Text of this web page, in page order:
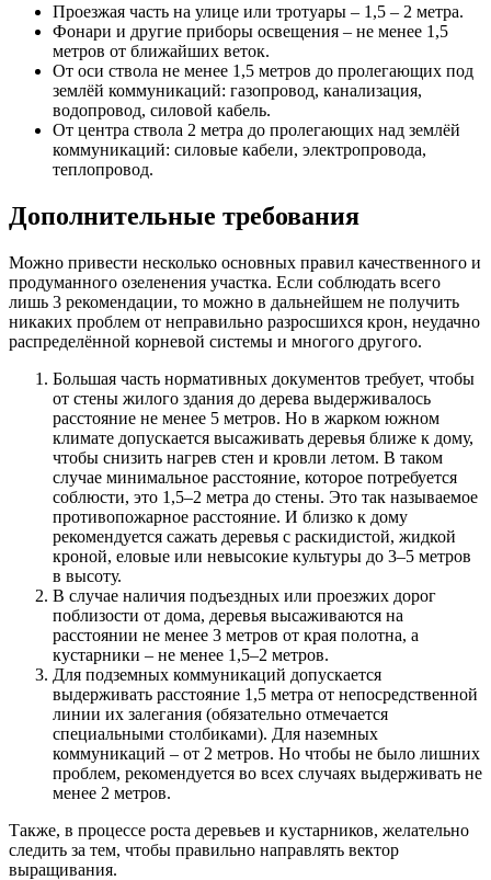
Проезжая часть на улице или тротуары – 1,5 – 2 метра.
Фонари и другие приборы освещения – не менее 1,5
метров от ближайших веток.
От оси ствола не менее 1,5 метров до пролегающих под
землёй коммуникаций: газопровод, канализация,
водопровод, силовой кабель.
От центра ствола 2 метра до пролегающих над землёй
коммуникаций: силовые кабели, электропровода,
теплопровод.
Дополнительные требования
Можно привести несколько основных правил качественного и
продуманного озеленения участка. Если соблюдать всего
лишь 3 рекомендации, то можно в дальнейшем не получить
никаких проблем от неправильно разросшихся крон, неудачно
распределённой корневой системы и многого другого.
Большая часть нормативных документов требует, чтобы
от стены жилого здания до дерева выдерживалось
расстояние не менее 5 метров. Но в жарком южном
климате допускается высаживать деревья ближе к дому,
чтобы снизить нагрев стен и кровли летом. В таком
случае минимальное расстояние, которое потребуется
соблюсти, это 1,5–2 метра до стены. Это так называемое
противопожарное расстояние. И близко к дому
рекомендуется сажать деревья с раскидистой, жидкой
кроной, еловые или невысокие культуры до 3–5 метров
в высоту.
В случае наличия подъездных или проезжих дорог
поблизости от дома, деревья высаживаются на
расстоянии не менее 3 метров от края полотна, а
кустарники – не менее 1,5–2 метров.
Для подземных коммуникаций допускается
выдерживать расстояние 1,5 метра от непосредственной
линии их залегания (обязательно отмечается
специальными столбиками). Для наземных
коммуникаций – от 2 метров. Но чтобы не было лишних
проблем, рекомендуется во всех случаях выдерживать не
менее 2 метров.
Также, в процессе роста деревьев и кустарников, желательно
следить за тем, чтобы правильно направлять вектор
выращивания.